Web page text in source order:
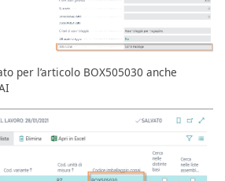
per l’articolo BOX505030 anche